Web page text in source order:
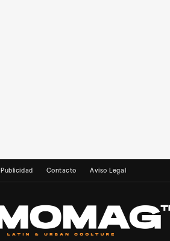
Publicidad Contacto Aviso Legal